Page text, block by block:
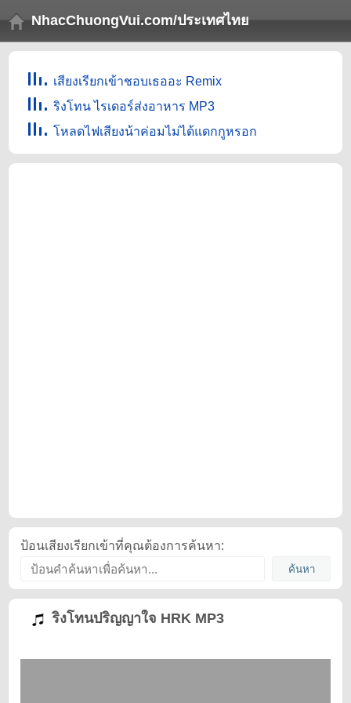
NhacChuongVui.com/ประเทศไทย
เสียงเรียกเข้าชอบเธออะ Remix
ริงโทน ไรเดอร์ส่งอาหาร MP3
โหลดไฟเสียงน้าค่อมไม่ได้แดกกูหรอก
ป้อนเสียงเรียกเข้าที่คุณต้องการค้นหา:
ริงโทนปริญญาใจ HRK MP3